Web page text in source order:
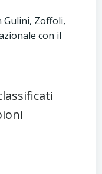
Gulini, Zoffoli,
con il